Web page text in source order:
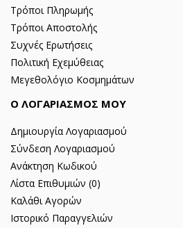
Τρόποι Πληρωμής
Τρόποι Αποστολής
Συχνές Ερωτήσεις
Πολιτική Εχεμύθειας
Μεγεθολόγιο Κοσμημάτων
Ο ΛΟΓΑΡΙΑΣΜΟΣ ΜΟΥ
Δημιουργία Λογαριασμού
Σύνδεση Λογαριασμού
Ανάκτηση Κωδικού
Λίστα Επιθυμιών (0)
Καλάθι Αγορών
Ιστορικό Παραγγελιών